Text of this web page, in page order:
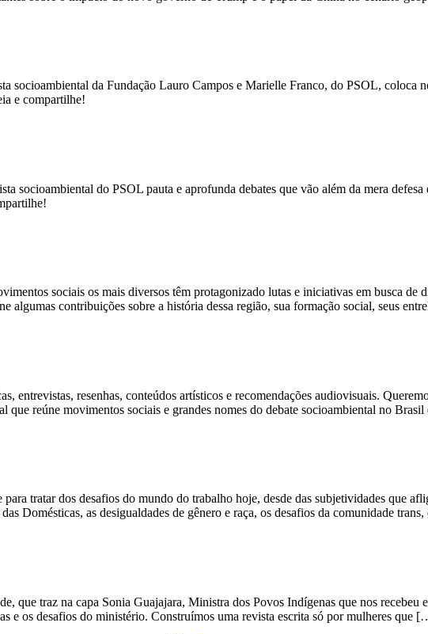
socioambiental da Fundação Lauro Campos e Marielle Franco, do PSOL, coloca
e compartilhe!
socioambiental do PSOL pauta e aprofunda debates que vão além da mera
sociais os mais diversos têm protagonizado lutas e iniciativas em busca de
algumas contribuições sobre a história dessa região, sua formação social, seus
entrevistas, resenhas, conteúdos artísticos e recomendações audiovisuais.
que reúne movimentos sociais e grandes nomes do debate socioambiental no
tratar dos desafios do mundo do trabalho hoje, desde das subjetividades que
Domésticas, as desigualdades de gênero e raça, os desafios da comunidade
que traz na capa Sonia Guajajara, Ministra dos Povos Indígenas que nos recebeu
e os desafios do ministério. Construímos uma revista escrita só por mulheres que